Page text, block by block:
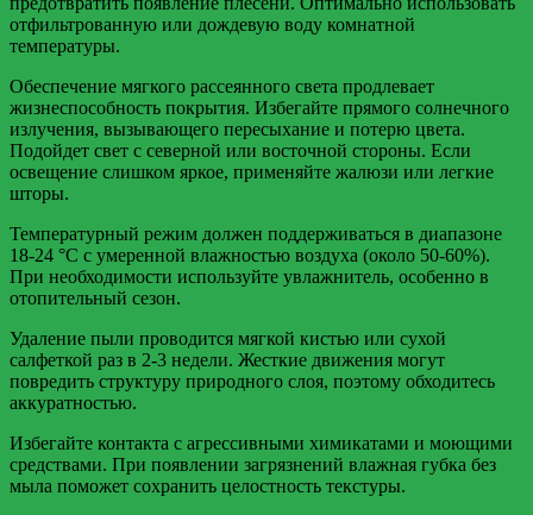
отфильтрованную или дождевую воду комнатной
температуры.
Обеспечение мягкого рассеянного света продлевает
жизнеспособность покрытия. Избегайте прямого солнечного
излучения, вызывающего пересыхание и потерю цвета.
Подойдет свет с северной или восточной стороны. Если
освещение слишком яркое, применяйте жалюзи или легкие
шторы.
Температурный режим должен поддерживаться в диапазоне
18-24 °C с умеренной влажностью воздуха (около 50-60%).
При необходимости используйте увлажнитель, особенно в
отопительный сезон.
Удаление пыли проводится мягкой кистью или сухой
салфеткой раз в 2-3 недели. Жесткие движения могут
повредить структуру природного слоя, поэтому обходитесь
аккуратностью.
Избегайте контакта с агрессивными химикатами и моющими
средствами. При появлении загрязнений влажная губка без
мыла поможет сохранить целостность текстуры.